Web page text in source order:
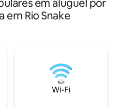
se divertir
rafting de
quadriciclo,
tirar o fôlego de
em 35 acres,
hidromassagem
poucos minutos
Lodge e das
30 minutos do
em aluguel por
em Rio Snake
Wi-Fi